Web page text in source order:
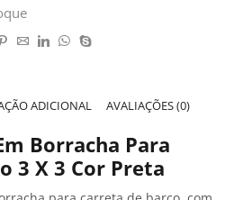
ADICIONAL AVALIAÇÕES (0)
Borracha Para
3 X 3 Cor Preta